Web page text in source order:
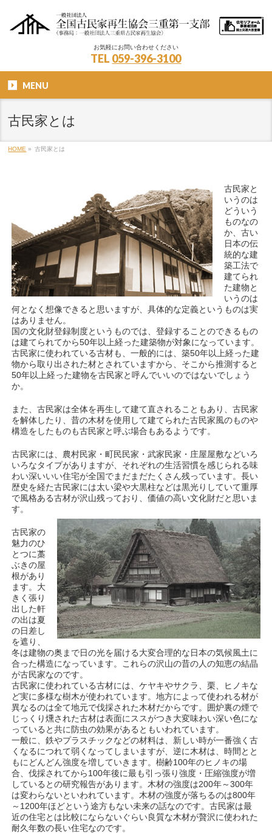
お気軽にお問い合わせください
TEL 059-396-3100
MENU
古民家とは
HOME » 古民家とは
古民家と
いうのは
どういう
ものなの
か、古い
日本の伝
統的な建
築工法で
建てられ
た建物と
いうのは
何となく想像できると思いますが、具体的な定義というものは実
はありません。
国の文化財登録制度というものでは、登録することのできるもの
は建てられてから50年以上経った建築物が対象になっています。
古民家に使われている古材も、一般的には、築50年以上経った建
物から取り出された材とされていますから、そこから推測すると
50年以上経った建物を古民家と呼んでいいのではないでしょう
か。
また、古民家は全体を再生して建て直されることもあり、古民家
を解体したり、昔の木材を使用して建てられた古民家風のものや
構造をしたものも古民家と呼ぶ場合もあるようです。
古民家には、農村民家・町民民家・武家民家・庄屋屋敷などいろ
いろなタイプがありますが、それぞれの生活習慣を感じられる味
わい深いいい住宅が全国でまだまだたくさん残っています。長い
歴史を経た古民家には太い梁や大黒柱などは黒光りしていて重厚
で風格ある古材が沢山残っており、価値の高い文化財だと思いま
す。
古民家の
魅力のひ
とつに藁
ぶきの屋
根があり
ます。大
きく張り
出した軒
の出は夏
の日差し
を遮り、
冬は建物の奥まで日の光を届ける大変合理的な日本の気候風土に
合った構造になっています。これらの沢山の昔の人の知恵の結晶
が古民家なのです。
古民家に使われている古材には、ケヤキやサクラ、栗、ヒノキな
ど実に多様な樹木が使われています。地方によって使われる材が
異なるのは全て地元で伐採された木材だからです。囲炉裏の煙で
じっくり燻された古材は表面にススがつき大変味わい深い色にな
っていると共に防虫の効果があるともいわれています。
一般に、鉄やプラスチックなどの材料は、新しい時が一番強く古
くなるにつれて弱くなってしまいますが、逆に木材は、時間とと
もにどんどん強度を増していきます。樹齢100年のヒノキの場
合、伐採されてから100年後に最も引っ張り強度・圧縮強度が増
しているとの研究報告があります。木材の強度は200年～300年
は変わらないといわれています。木材の強度が落ちるのは800年
～1200年ほどという途方もない未来の話なのです。古民家は最
近の住宅とは比較にならないぐらい良質な木材が贅沢に使われた
耐久年数の長い住宅なのです。